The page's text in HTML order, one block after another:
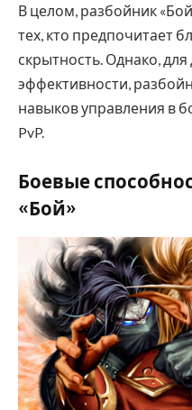
В целом, разбойник
тех, кто предпочитает
скрытность. Однако,
эффективности,
навыков управления в
PvP.
Боевые
«Бой»